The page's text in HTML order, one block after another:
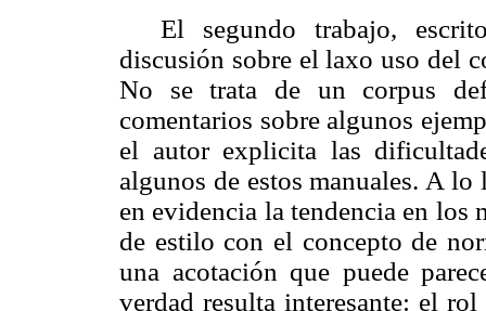
El segundo trabajo,
discusión sobre el laxo uso del
No se trata de un corpus
comentarios sobre algunos
el autor explicita las
algunos de estos manuales. A
en evidencia la tendencia en los
de estilo con el concepto de
una acotación que puede
verdad resulta interesante: el